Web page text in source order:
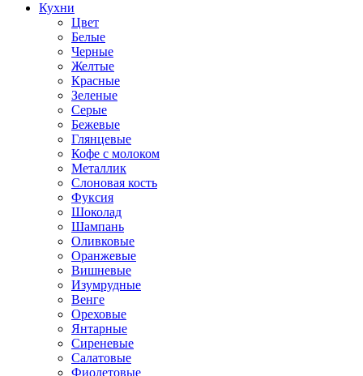
Кухни
Цвет
Белые
Черные
Желтые
Красные
Зеленые
Серые
Бежевые
Глянцевые
Кофе с молоком
Металлик
Слоновая кость
Фуксия
Шоколад
Шампань
Оливковые
Оранжевые
Вишневые
Изумрудные
Венге
Ореховые
Янтарные
Сиреневые
Салатовые
Фиолетовые